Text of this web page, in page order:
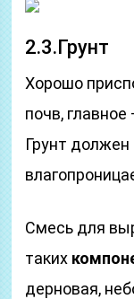
2.3.Грунт
Хорошо
почв,
Грунт должен
Смесь для
таких
дерновая,